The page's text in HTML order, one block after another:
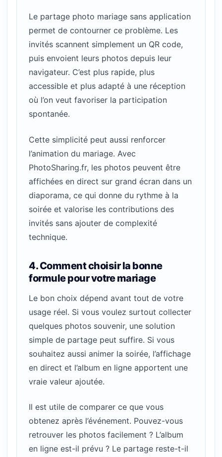
Le partage photo mariage sans application
permet de contourner ce problème. Les
invités scannent simplement un QR code,
puis envoient leurs photos depuis leur
navigateur. C’est plus rapide, plus
accessible et plus adapté à une réception
où l’on veut favoriser la participation
spontanée.
Cette simplicité peut aussi renforcer
l’animation du mariage. Avec
PhotoSharing.fr, les photos peuvent être
affichées en direct sur grand écran dans un
diaporama, ce qui donne du rythme à la
soirée et valorise les contributions des
invités sans ajouter de complexité
technique.
4. Comment choisir la bonne
formule pour votre mariage
Le bon choix dépend avant tout de votre
usage réel. Si vous voulez surtout collecter
quelques photos souvenir, une solution
simple de partage peut suffire. Si vous
souhaitez aussi animer la soirée, l’affichage
en direct et l’album en ligne apportent une
vraie valeur ajoutée.
Il est utile de comparer ce que vous
obtenez après l’événement. Pouvez-vous
retrouver les photos facilement ? L’album
en ligne est-il prévu ? Le partage reste-t-il